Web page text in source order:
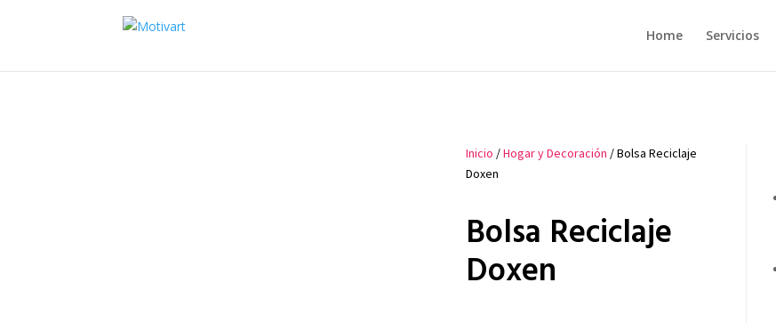
Home Servicios
Inicio /Hogar y Decoración / Bolsa Reciclaje
Doxen
Bolsa Reciclaje
Doxen